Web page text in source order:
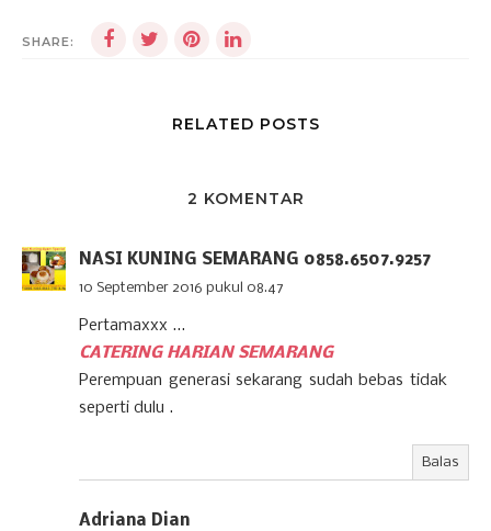
SHARE:
RELATED POSTS
2 KOMENTAR
NASI KUNING SEMARANG 0858.6507.9257
10 September 2016 pukul 08.47
Pertamaxxx ...
CATERING HARIAN SEMARANG
Perempuan generasi sekarang sudah bebas tidak
seperti dulu .
Balas
Adriana Dian